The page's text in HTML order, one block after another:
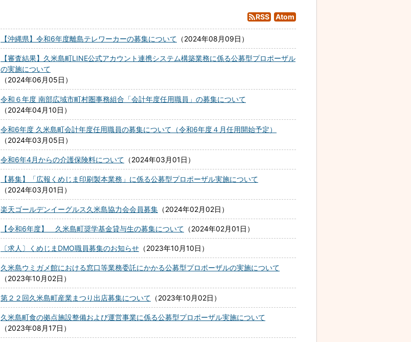
RSS Atom
【沖縄県】令和6年度離島テレワーカーの募集について 2024年08月09日
【審査結果】久米島町LINE公式アカウント連携システム構築業務に係る公募型プロポーザル
の実施について
2024年06月05日
令和６年度 南部広域市町村圏事務組合「会計年度任用職員」の募集について
2024年04月10日
令和6年度 久米島町会計年度任用職員の募集について（令和6年度４月任用開始予定）
2024年03月05日
令和6年4月からの介護保険料について 2024年03月01日
【募集】「広報くめじま印刷製本業務」に係る公募型プロポーザル実施について
2024年03月01日
楽天ゴールデンイーグルス久米島協力会会員募集 2024年02月02日
【令和6年度】 久米島町奨学基金貸与生の募集について 2024年02月01日
〔求人〕くめじまDMO職員募集のお知らせ 2023年10月10日
久米島ウミガメ館における窓口等業務委託にかかる公募型プロポーザルの実施について
2023年10月02日
第２２回久米島町産業まつり出店募集について 2023年10月02日
久米島町食の拠点施設整備および運営事業に係る公募型プロポーザル実施について
2023年08月17日